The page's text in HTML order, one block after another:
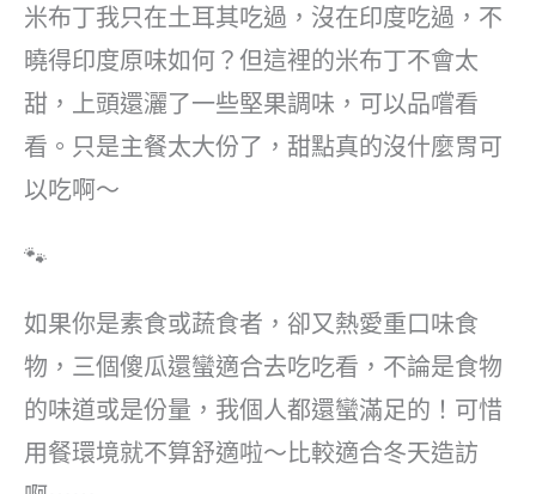
米布丁我只在土耳其吃過，沒在印度吃過，不
曉得印度原味如何？但這裡的米布丁不會太
甜，上頭還灑了一些堅果調味，可以品嚐看
看。只是主餐太大份了，甜點真的沒什麼胃可
以吃啊～
🐾
如果你是素食或蔬食者，卻又熱愛重口味食
物，三個傻瓜還蠻適合去吃吃看，不論是食物
的味道或是份量，我個人都還蠻滿足的！可惜
用餐環境就不算舒適啦～比較適合冬天造訪